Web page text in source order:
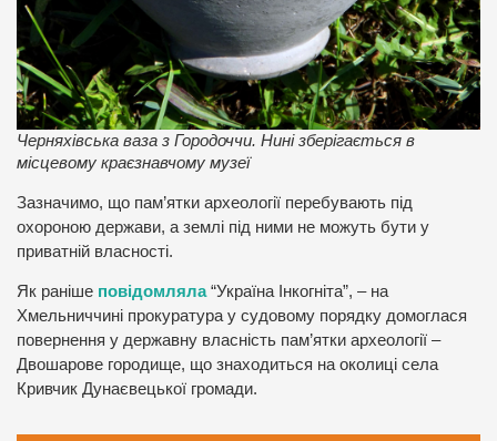
Черняхівська ваза з Городоччи. Нині зберігається в
місцевому краєзнавчому музеї
Зазначимо, що пам’ятки археології перебувають під
охороною держави, а землі під ними не можуть бути у
приватній власності.
Як раніше повідомляла“Україна Інкогніта”, – на
Хмельниччині прокуратура у судовому порядку домоглася
повернення у державну власність пам’ятки археології –
Двошарове городище, що знаходиться на околиці села
Кривчик Дунаєвецької громади.